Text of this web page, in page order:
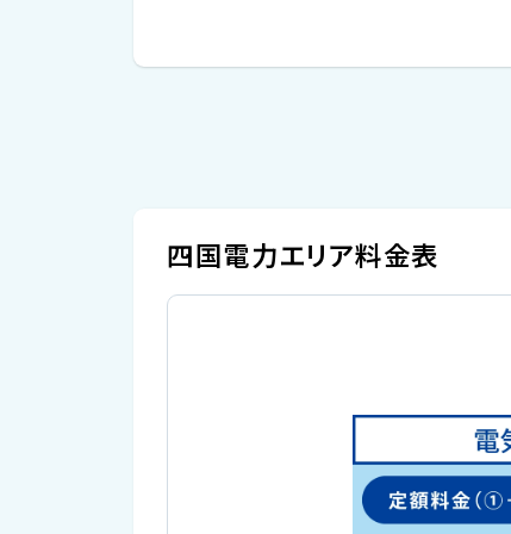
四国電力エリア料金表